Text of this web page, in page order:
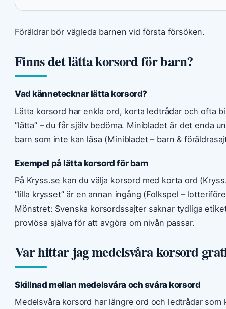
Föräldrar bör vägleda barnen vid första försöken.
Finns det lätta korsord för barn?
Vad kännetecknar lätta korsord?
Lätta korsord har enkla ord, korta ledtrådar och ofta
”lätta” – du får själv bedöma. Minibladet är det enda
barn som inte kan läsa (Minibladet – barn &
Exempel på lätta korsord för barn
På Kryss.se kan du välja korsord med korta ord
”lilla krysset” är en annan ingång (Folkspel –
Mönstret: Svenska korsordssajter saknar tydliga
provlösa själva för att avgöra om nivån passar.
Var hittar jag medelsvåra korsord
Skillnad mellan medelsvåra och svåra korsord
Medelsvåra korsord har längre ord och ledtrådar som